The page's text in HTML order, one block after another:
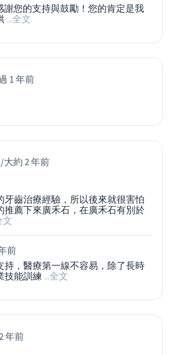
謝您的支持與鼓勵！您的肯定是我
...全文
1 年前
/大約 2 年前
牙齒治療經驗，所以後來就很害怕
推薦下來廣禾石，在廣禾石有別於
文
前
持，醫療第一線不容易，除了長時
技能訓練 ...全文
年前